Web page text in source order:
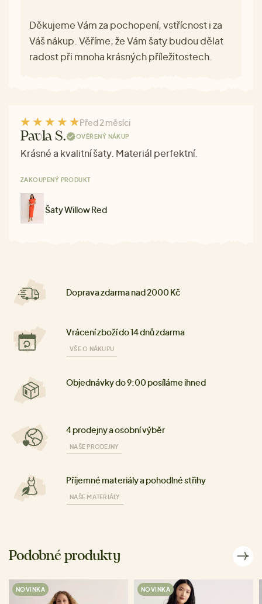
Děkujeme Vám za pochopení, vstřícnost i za
Váš nákup. Věříme, že Vám šaty budou dělat
radost při mnoha krásných příležitostech.
Před 2 měsíci
Pavla S. OVĚŘENÝ NÁKUP
Krásné a kvalitní šaty. Materiál perfektní.
ZAKOUPENÝ PRODUKT
Šaty Willow Red
Doprava zdarma nad 2000 Kč
Vrácení zboží do 14 dnů zdarma
VŠE O NÁKUPU
Objednávky do 9:00 posíláme ihned
4 prodejny a osobní výběr
NAŠE PRODEJNY
Příjemné materiály a pohodlné střihy
NAŠE MATERIÁLY
Podobné produkty
NOVINKA NOVINKA